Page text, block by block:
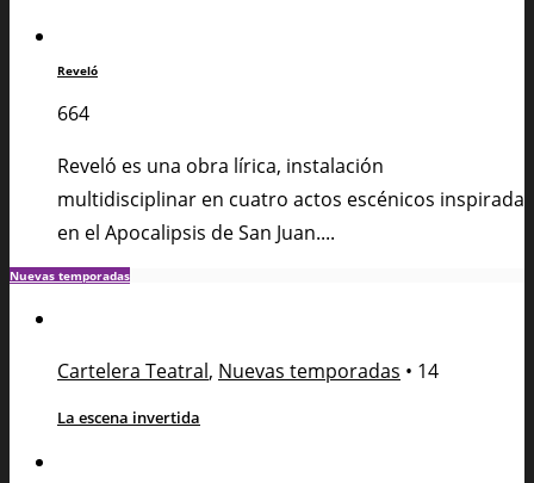
Reveló
664
Reveló es una obra lírica, instalación
multidisciplinar en cuatro actos escénicos inspirada
en el Apocalipsis de San Juan....
Nuevas temporadas
Cartelera Teatral, Nuevas temporadas • 14
La escena invertida